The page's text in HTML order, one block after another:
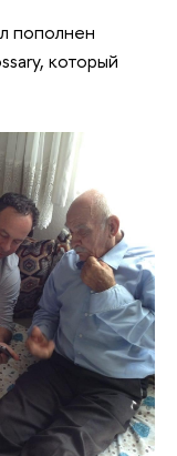
пополнен
который